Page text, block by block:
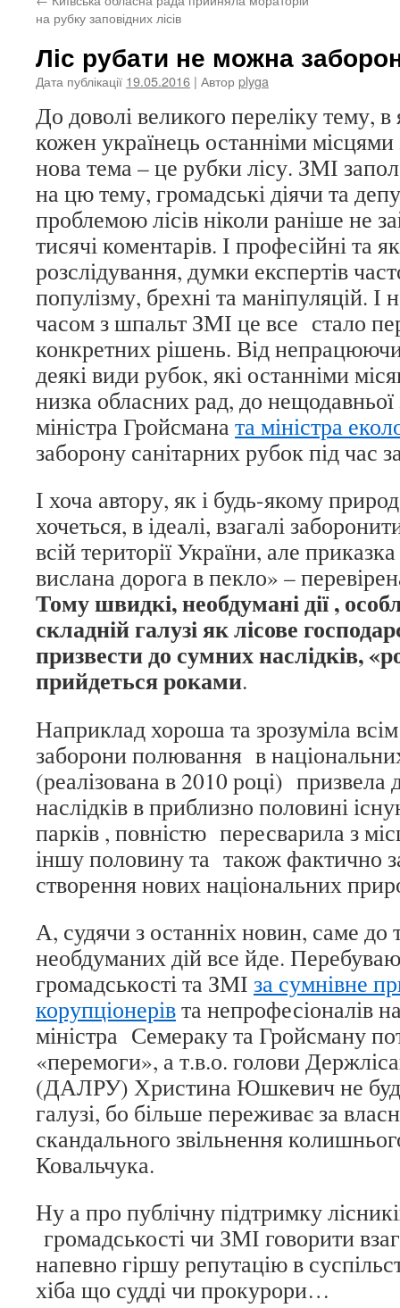
на рубку заповідних лісів
Ліс рубати не можна
Дата публікації 19.05.2016 | Авторplyga
До доволі великого переліку тему,
кожен українець останніми місцями
нова тема – це рубки лісу. ЗМІ
на цю тему, громадські діячи та
проблемою лісів ніколи раніше не
тисячі коментарів. І професійні та
розслідування, думки експертів
популізму, брехні та маніпуляцій. І
часом з шпальт ЗМІ це все стало
конкретних рішень. Від
деякі види рубок, які останніми
низка обласних рад, до
міністра Гройсмана та міністра
заборону санітарних рубок під час
І хоча автору, як і будь-якому
хочеться, в ідеалі, взагалі
всій території України, але
вислана дорога в пекло» –
Тому швидкі, необдумані дії ,
складній галузі як лісове
призвести до сумних наслідків,
прийдеться роками.
Наприклад хороша та зрозуміла всім
заборони полювання в
(реалізована в 2010 році) призвела
наслідків в приблизно половині
парків , повністю пересварила з
іншу половину та також фактично
створення нових національних
А, судячи з останніх новин, саме до
необдуманих дій все йде.
громадськості та ЗМІ за сумнівне
корупціонерівта непрофесіоналів
міністра Семераку та Гройсману
«перемоги», а т.в.о. голови
(ДАЛРУ) Христина Юшкевич не
галузі, бо більше переживає за
скандального звільнення
Ковальчука.
Ну а про публічну підтримку
громадськості чи ЗМІ говорити
напевно гіршу репутацію в
хіба що судді чи прокурори…